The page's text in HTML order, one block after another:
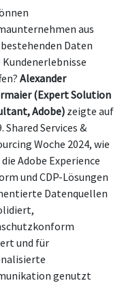
aus
Daten
Alexander
(Expert Solution
Adobe) zeigte auf
Shared Services &
Woche 2024, wie
Adobe Experience
und CDP-Lösungen
Datenquellen
und für
genutzt